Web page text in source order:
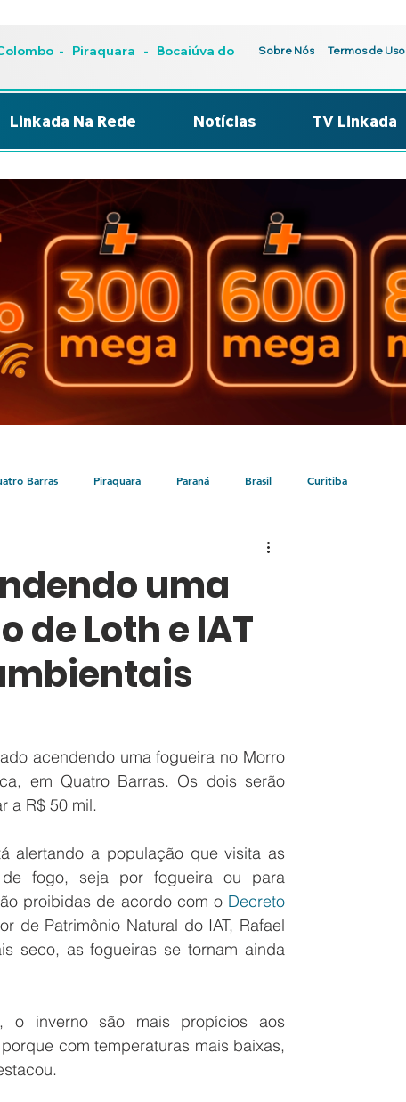
- Piraquara - Bocaiúva do
Sobre Nós Termos de Uso
Linkada Na Rede Notícias TV Linkada
Barras Piraquara Paraná Brasil Curitiba
uma
de Loth e IAT
acendendo uma fogueira no Morro
em Quatro Barras. Os dois serão
a R$ 50 mil.
alertando a população que visita as
fogo, seja por fogueira ou para
proibidas de acordo com o Decreto
de Patrimônio Natural do IAT, Rafael
seco, as fogueiras se tornam ainda
o inverno são mais propícios aos
com temperaturas mais baixas,